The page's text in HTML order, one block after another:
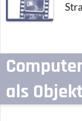
als